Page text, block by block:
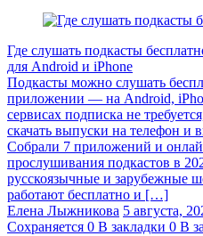
Где слушать подкасты
для Android и iPhone
Подкасты можно слушать
приложении — на Android,
сервисах подписка не
скачать выпуски на телефон и
Собрали 7 приложений и
прослушивания подкастов в
русскоязычные и зарубежные
работают бесплатно и […]
Елена Лыжникова 5 августа,
Сохраняется 0 В закладки 0 В